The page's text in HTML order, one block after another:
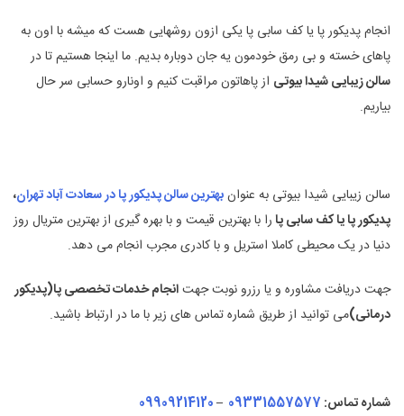
انجام پدیکور پا یا کف سابی پا یکی ازون روشهایی هست که میشه با اون به
پاهای خسته و بی رمق خودمون یه جان دوباره بدیم. ما اینجا هستیم تا در
سالن زیبایی شیدا بیوتی از پاهاتون مراقبت کنیم و اونارو حسابی سر حال
بیاریم.
سالن زیبایی شیدا بیوتی به عنوانبهترین سالن پدیکور پا در سعادت آباد تهران،
پدیکور پا یا کف سابی پا را با بهترین قیمت و با بهره گیری از بهترین متریال روز
دنیا در یک محیطی کاملا استریل و با کادری مجرب انجام می دهد.
جهت دریافت مشاوره و یا رزرو نوبت جهتانجام خدمات تخصصی پا(پدیکور
درمانی)می توانید از طریق شماره تماس های زیر با ما در ارتباط باشید.
شماره تماس: 09331557577
–
09909214120